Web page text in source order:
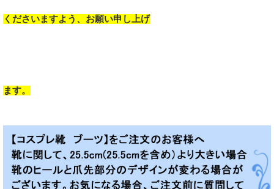
くださいますよう、お願い申し上げ
ます。